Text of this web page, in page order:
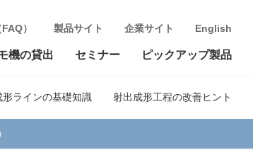
機の貸出 セミナー ピックアップ製品
） 製品サイト 企業サイト English
形ラインの基礎知識 射出成形工程の改善ヒント